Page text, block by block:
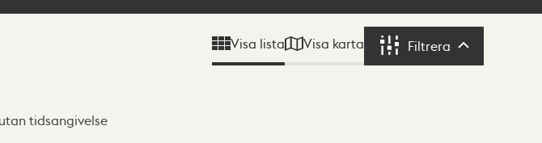
Visa lista Visa karta Filtrera Filtrera
tidsangivelse